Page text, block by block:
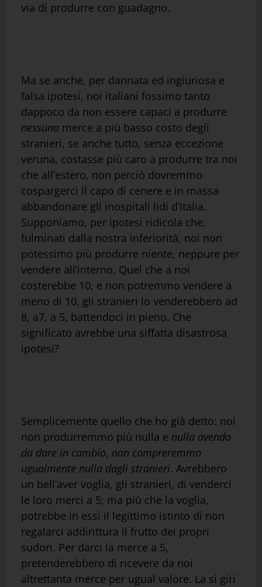
via di produrre con guadagno.
Ma se anche, per dannata ed ingiuriosa e
falsa ipotesi, noi italiani fossimo tanto
dappoco da non essere capaci a produrre
nessuna merce a più basso costo degli
stranieri, se anche tutto, senza eccezione
veruna, costasse più caro a produrre tra noi
che all’estero, non perciò dovremmo
cospargerci il capo di cenere e in massa
abbandonare gli inospitali lidi d’Italia.
Supponiamo, per ipotesi ridicola che,
fulminati dalla nostra inferiorità, noi non
potessimo più produrre niente, neppure per
vendere all’interno. Quel che a noi
costerebbe 10, e non potremmo vendere a
meno di 10, gli stranieri lo venderebbero ad
8, a7, a 5, battendoci in pieno. Che
significato avrebbe una siffatta disastrosa
ipotesi?
Semplicemente quello che ho già detto: noi
non produrremmo più nulla e nulla avendo
da dare in cambio, non compreremmo
ugualmente nulla dagli stranieri. Avrebbero
un bell’aver voglia, gli stranieri, di venderci
le loro merci a 5; ma più che la voglia,
potrebbe in essi il legittimo istinto di non
regalarci addirittura il frutto dei propri
sudori. Per darci la merce a 5,
pretenderebbero di ricevere da noi
altrettanta merce per ugual valore. La si giri